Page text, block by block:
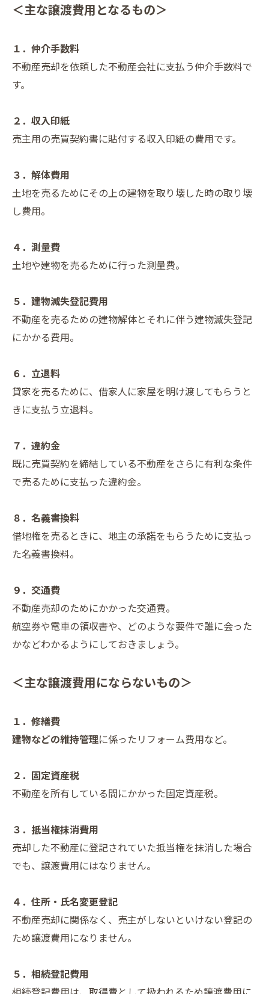
＜主な譲渡費用となるもの＞
１．仲介手数料
不動産売却を依頼した不動産会社に支払う仲介手数料で
す。
２．収入印紙
売主用の売買契約書に貼付する収入印紙の費用です。
３．解体費用
土地を売るためにその上の建物を取り壊した時の取り壊
し費用。
４．測量費
土地や建物を売るために行った測量費。
５．建物滅失登記費用
不動産を売るための建物解体とそれに伴う建物滅失登記
にかかる費用。
６．立退料
貸家を売るために、借家人に家屋を明け渡してもらうと
きに支払う立退料。
７．違約金
既に売買契約を締結している不動産をさらに有利な条件
で売るために支払った違約金。
８．名義書換料
借地権を売るときに、地主の承諾をもらうために支払っ
た名義書換料。
９．交通費
不動産売却のためにかかった交通費。
航空券や電車の領収書や、どのような要件で誰に会った
かなどわかるようにしておきましょう。
＜主な譲渡費用にならないもの＞
１．修繕費
建物などの維持管理に係ったリフォーム費用など。
２．固定資産税
不動産を所有している間にかかった固定資産税。
３．抵当権抹消費用
売却した不動産に登記されていた抵当権を抹消した場合
でも、譲渡費用にはなりません。
４．住所・氏名変更登記
不動産売却に関係なく、売主がしないといけない登記の
ため譲渡費用になりません。
５．相続登記費用